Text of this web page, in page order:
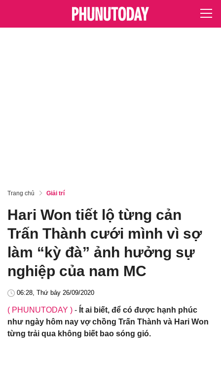
Trang chủ Giải trí
Hari Won tiết lộ từng cản
Trấn Thành cưới mình vì sợ
làm “kỳ đà” ảnh hưởng sự
nghiệp của nam MC
06:28, Thứ bảy 26/09/2020
( PHUNUTODAY ) - Ít ai biết, để có được hạnh phúc
như ngày hôm nay vợ chồng Trấn Thành và Hari Won
từng trải qua không biết bao sóng gió.